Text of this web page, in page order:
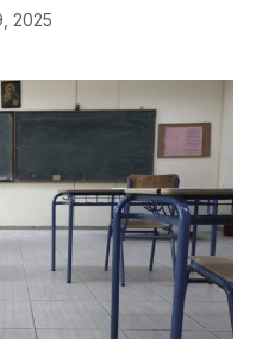
2025